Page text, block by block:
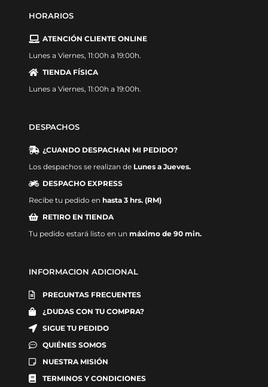
HORARIOS
ATENCIÓN CLIENTE ONLINE
Lunes a Viernes, 11:00h a 19:00h.
TIENDA FÍSICA
Lunes a Viernes, 11:00h a 19:00h.
DESPACHOS
¿CUANDO DESPACHAN MI PEDIDO?
Los despachos se realizan de Lunes a Jueves.
DESPACHO EXPRESS
Recibe tu pedido en hasta 3 hrs. (RM)
RETIRO EN TIENDA
Tu pedido estará listo en un máximo de 90 min.
INFORMACION ADICIONAL
PREGUNTAS FRECUENTES
¿DUDAS CON TU COMPRA?
SIGUE TU PEDIDO
QUIÉNES SOMOS
NUESTRA MISIÓN
TERMINOS Y CONDICIONES